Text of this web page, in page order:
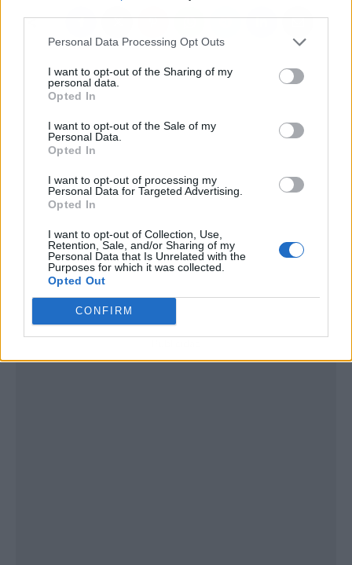
Personal Data Processing Opt Outs
I want to opt-out of the Sharing of my
personal data.
Opted In
I want to opt-out of the Sale of my
Personal Data.
Opted In
I want to opt-out of processing my
Personal Data for Targeted Advertising.
Opted In
I want to opt-out of Collection, Use,
Retention, Sale, and/or Sharing of my
Personal Data that Is Unrelated with the
Purposes for which it was collected.
Opted Out
CONFIRM